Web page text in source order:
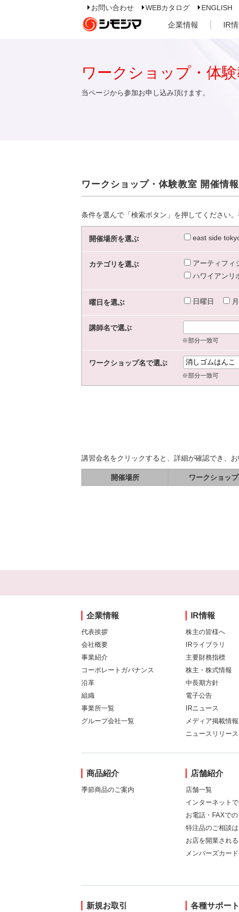
お問い合わせ WEBカタログ ENGLISH
企業情報 IR
ワークショップ・体
当ページから参加お申し込み頂けます。
ワークショップ・体験教室 開催情報
条件を選んで「検索ボタン」を押してください
開催場所を選ぶ east side
カテゴリを選ぶ アーティフィ
ハワイアンリ
曜日を選ぶ 日曜日
講師名で選ぶ
※部分一致可
ワークショップ名で選ぶ
※部分一致可
講習会名をクリックすると、詳細が確認でき、お
開催場所 ワークショッ
企業情報
代表挨拶
会社概要
事業紹介
コーポレートガバナンス
沿革
組織
事業所一覧
グループ会社一覧
IR情報
株主の皆様へ
IRライブラリ
主要財務指標
株主・株式情報
中長期方針
電子公告
IRニュース
メディア掲載情報
ニュースリリース
商品紹介
季節商品のご案内
店舗紹介
店舗一覧
インターネット
お電話・FAXで
特注品のご相談は
お店を開業され
メンバーズカード
新規お取引 各種サポート